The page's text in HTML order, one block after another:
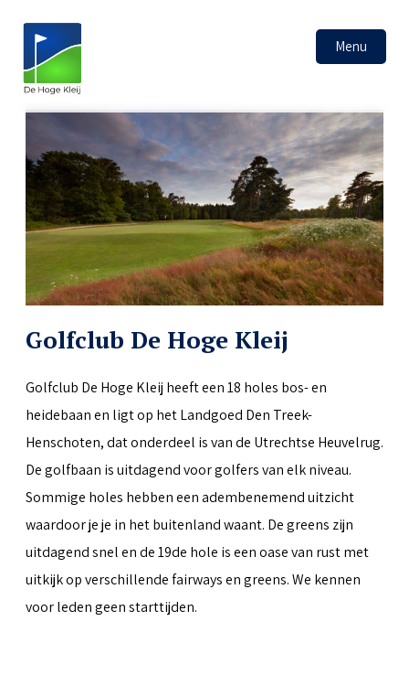
Menu
Golfclub De Hoge Kleij
Golfclub De Hoge Kleij heeft een 18 holes bos- en
heidebaan en ligt op het Landgoed Den Treek-
Henschoten, dat onderdeel is van de Utrechtse Heuvelrug.
De golfbaan is uitdagend voor golfers van elk niveau.
Sommige holes hebben een adembenemend uitzicht
waardoor je je in het buitenland waant. De greens zijn
uitdagend snel en de 19de hole is een oase van rust met
uitkijk op verschillende fairways en greens. We kennen
voor leden geen starttijden.